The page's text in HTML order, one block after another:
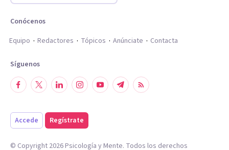
Conócenos
Equipo
Redactores Tópicos Anúnciate Contacta
Síguenos
Accede Regístrate
© Copyright 2026Psicología y Mente. Todos los derechos